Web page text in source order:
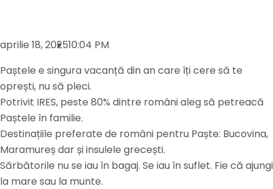
aprilie 18, 202510:04 PM
Paștele e singura vacanță din an care îți cere să te
oprești, nu să pleci.
Potrivit IRES, peste 80% dintre români aleg să petreacă
Paștele în familie.
Destinațiile preferate de români pentru Paște: Bucovina,
Maramureș dar și insulele grecești.
Sărbătorile nu se iau în bagaj. Se iau în suflet. Fie că ajungi
la mare sau la munte.